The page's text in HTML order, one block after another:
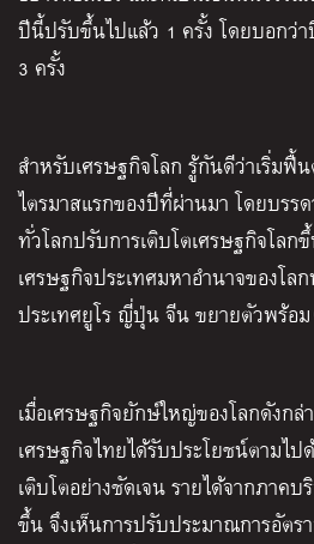
ปีนี้ปรับขึ้นไปแล้ว 1 ครั้ง โดยบอกว่
3 ครั้ง
สำหรับเศรษฐกิจโลก รู้กันดีว่าเริ่มฟื้
ไตรมาสแรกของปีที่ผ่านมาโดยบรร
ทั่วโลกปรับการเติบโตเศรษฐกิจโลก
เศรษฐกิจประเทศมหาอำนาจของโล
ประเทศยูโร ญี่ปุ่น จีน ขยายตัวพร้อ
เมื่อเศรษฐกิจยักษ์ใหญ่ของโลกดังกล่
เศรษฐกิจไทยได้รับประโยชน์ตามไ
เติบโตอย่างชัดเจน รายได้จากภาคบ
ขึ้น จึงเห็นการปรับประมาณการอัตร